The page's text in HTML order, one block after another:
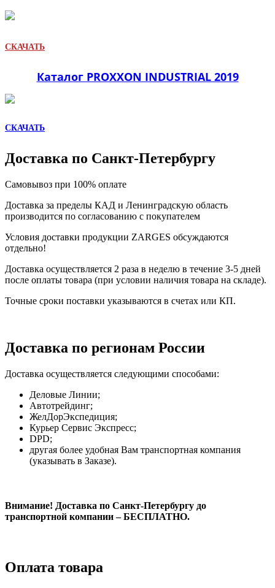
СКАЧАТЬ
Каталог PROXXON INDUSTRIAL 2019
СКАЧАТЬ
Доставка по Санкт-Петербургу
Самовывоз при 100% оплате
Доставка за пределы КАД и Ленинградскую область
производится по согласованию с покупателем
Условия доставки продукции ZARGES обсуждаются
отдельно!
Доставка осуществляется 2 раза в неделю в течение 3-5 дней
после оплаты товара (при условии наличия товара на складе).
Точные сроки поставки указываются в счетах или КП.
Доставка по регионам России
Доставка осуществляется следующими способами:
Деловые Линии;
Автотрейдинг;
ЖелДорЭкспедиция;
Курьер Сервис Экспресс;
DPD;
другая более удобная Вам транспортная компания
(указывать в Заказе).
Внимание! Доставка по Санкт-Петербургу до
транспортной компании – БЕСПЛАТНО.
Оплата товара